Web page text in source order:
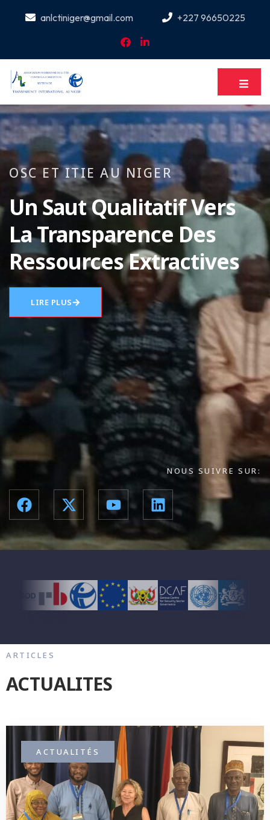
anlctiniger@gmail.com +227 96650225
OSC ET ITIE AU NIGER
Un Saut Qualitatif Vers
La Transparence Des
Ressources Extractives
LIRE PLUS
NOUS SUIVRE SUR:
ARTICLES
ACTUALITES
ACTUALITÉS